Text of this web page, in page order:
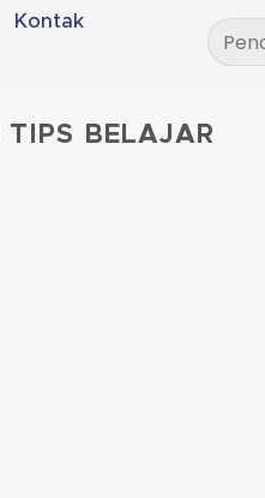
Kontak
untuk:
TIPS BELAJAR